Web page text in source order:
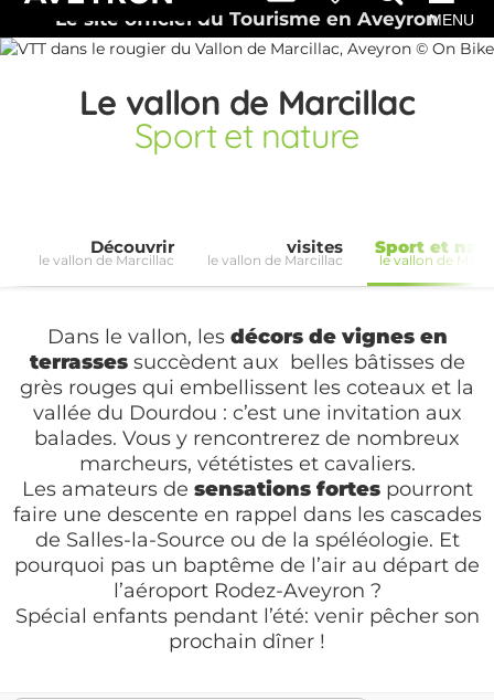
Le site officiel du Tourisme en AveyronMENU
Le vallon de Marcillac
Sport et nature
Découvrir
le vallon de Marcillac
visites
le vallon de Marcillac
Sport et
le vallon de
Dans le vallon, les décors de vignes en
terrassessuccèdent aux belles bâtisses de
grès rouges qui embellissent les coteaux et la
vallée du Dourdou : c’est une invitation aux
balades. Vous y rencontrerez de nombreux
marcheurs, vététistes et cavaliers.
Les amateurs de sensations fortespourront
faire une descente en rappel dans les cascades
de Salles-la-Source ou de la spéléologie. Et
pourquoi pas un baptême de l’air au départ de
l’aéroport Rodez-Aveyron ?
Spécial enfants pendant l’été: venir pêcher son
prochain dîner !